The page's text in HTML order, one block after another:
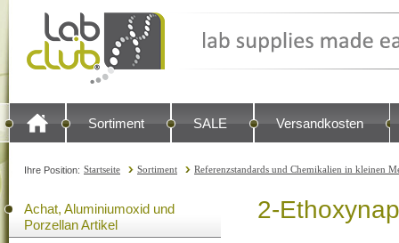
Sortiment SALE Versandkosten
Ihre Position: Startseite Sortiment Referenzstandards und Chemikalien in kleinen
Achat, Aluminiumoxid und
Porzellan Artikel
2-